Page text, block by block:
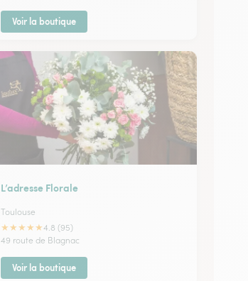
Voir la boutique
L’adresse Florale
Toulouse
★★★★★4.8 (95)
49 route de Blagnac
Voir la boutique